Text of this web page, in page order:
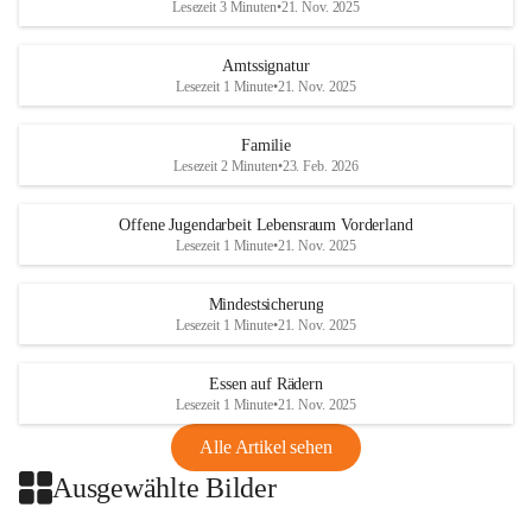
Lesezeit 3 Minuten•21. Nov. 2025
Amtssignatur
Lesezeit 1 Minute•21. Nov. 2025
Familie
Lesezeit 2 Minuten•23. Feb. 2026
Offene Jugendarbeit Lebensraum Vorderland
Lesezeit 1 Minute•21. Nov. 2025
Mindestsicherung
Lesezeit 1 Minute•21. Nov. 2025
Essen auf Rädern
Lesezeit 1 Minute•21. Nov. 2025
Alle Artikel sehen
Ausgewählte Bilder